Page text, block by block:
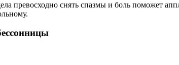
превосходно снять спазмы и боль поможет